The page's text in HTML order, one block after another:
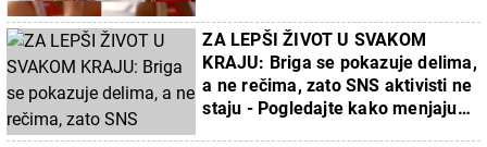
ZA LEPŠI ŽIVOT U SVAKOM
KRAJU: Briga se pokazuje delima,
a ne rečima, zato SNS aktivisti ne
staju - Pogledajte kako menjaju